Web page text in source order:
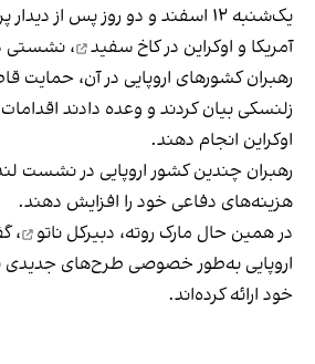
یک‌شنبه ۱۲ اسفند و دو روز پس از
آمریکا و اوکراین در کاخ سفید
، نشستی
رهبران کشورهای اروپایی در آن، حمایت
زلنسکی بیان کردند و وعده دادند
اوکراین انجام دهند.
رهبران چندین کشور اروپایی در نشست
هزینه‌های دفاعی خود را افزایش دهند.
در همین حال مارک روته، دبیرکل ناتو
،
اروپایی به‌طور خصوصی طرح‌های جدیدی
خود ارائه کرده‌اند.